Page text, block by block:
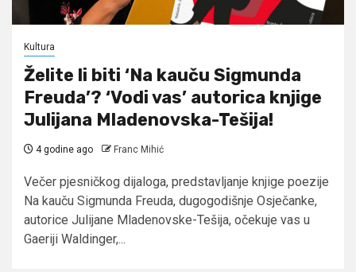
Kultura
Želite li biti ‘Na kauču Sigmunda
Freuda’? ‘Vodi vas’ autorica knjige
Julijana Mladenovska-Tešija!
4 godine ago Franc Mihić
Večer pjesničkog dijaloga, predstavljanje knjige poezije
Na kauču Sigmunda Freuda, dugogodišnje Osječanke,
autorice Julijane Mladenovske-Tešija, očekuje vas u
Gaeriji Waldinger,...